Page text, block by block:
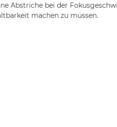
Abstriche bei der
machen zu müssen.